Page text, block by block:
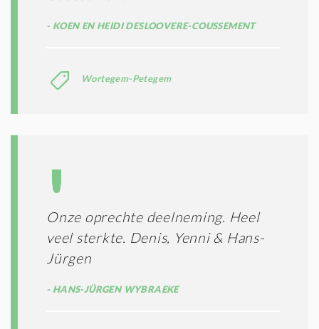
KOEN EN HEIDI DESLOOVERE-COUSSEMENT
Wortegem-Petegem
Onze oprechte deelneming. Heel
veel sterkte. Denis, Yenni & Hans-
Jürgen
HANS-JÜRGEN WYBRAEKE